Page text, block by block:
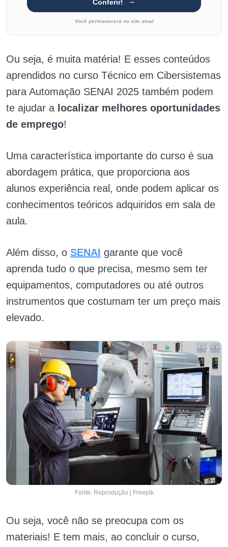
Conferir!
Você permanecerá no site atual
Ou seja, é muita matéria! E esses conteúdos
aprendidos no curso Técnico em Cibersistemas
para Automação SENAI 2025 também podem
te ajudar a localizar melhores oportunidades
de emprego!
Uma característica importante do curso é sua
abordagem prática, que proporciona aos
alunos experiência real, onde podem aplicar os
conhecimentos teóricos adquiridos em sala de
aula.
Além disso, o SENAI garante que você
aprenda tudo o que precisa, mesmo sem ter
equipamentos, computadores ou até outros
instrumentos que costumam ter um preço mais
elevado.
Fonte: Reprodução | Freepik
Ou seja, você não se preocupa com os
materiais! E tem mais, ao concluir o curso,